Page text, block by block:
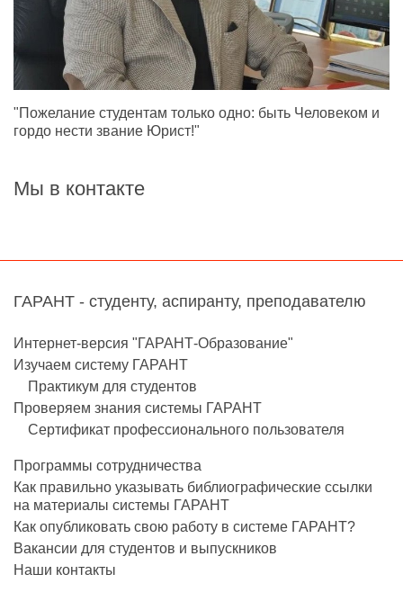
"Пожелание студентам только одно: быть Человеком и
гордо нести звание Юрист!"
Мы в контакте
ГАРАНТ - студенту, аспиранту, преподавателю
Интернет-версия "ГАРАНТ-Образование"
Изучаем систему ГАРАНТ
Практикум для студентов
Проверяем знания системы ГАРАНТ
Сертификат профессионального пользователя
Программы сотрудничества
Как правильно указывать библиографические ссылки
на материалы системы ГАРАНТ
Как опубликовать свою работу в системе ГАРАНТ?
Вакансии для студентов и выпускников
Наши контакты